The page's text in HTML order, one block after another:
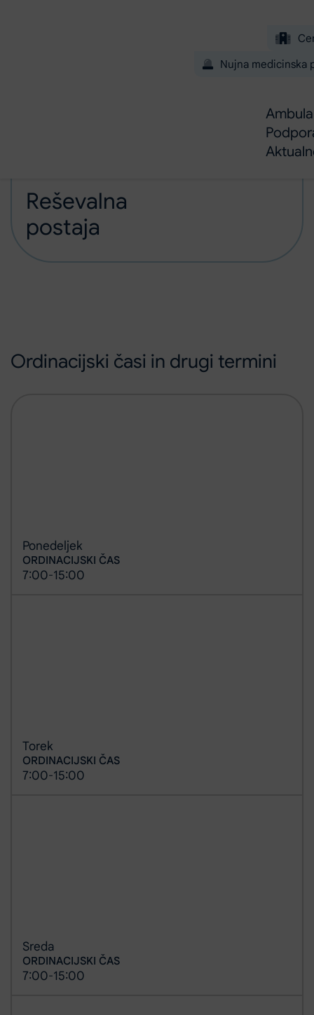
Nujna medicinska
Reševalna
postaja
Ordinacijski časi in drugi termini
Ponedeljek
ORDINACIJSKI ČAS
7:00-15:00
Torek
ORDINACIJSKI ČAS
7:00-15:00
Sreda
ORDINACIJSKI ČAS
7:00-15:00